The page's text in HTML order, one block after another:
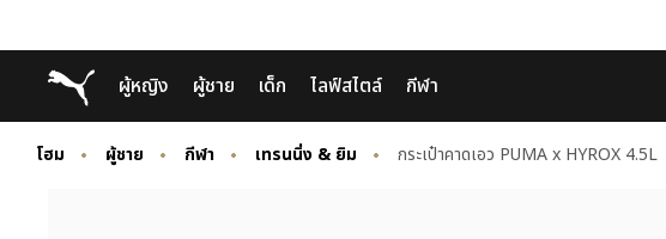
to
Main
content
to
Footer
Content
Puma โฮม
ผู้หญิง ผู้ชาย เด็ก ไลฟ์สไตล์ กีฬา
โฮม ผู้ชาย กีฬา เทรนนิ่ง & ยิม กระเป๋าคาดเอว PUMA x HYROX 4.5L